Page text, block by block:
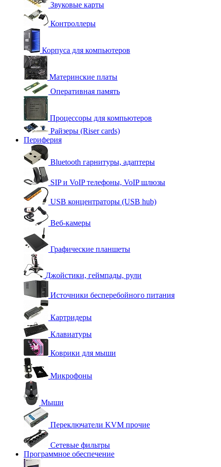
Звуковые карты
Контроллеры
Корпуса для компьютеров
Материнские платы
Оперативная память
Процессоры для компьютеров
Райзеры (Riser cards)
Периферия
Bluetooth гарнитуры, адаптеры
SIP и VoIP телефоны, VoIP шлюзы
USB концентраторы (USB hub)
Веб-камеры
Графические планшеты
Джойстики, геймпады, рули
Источники бесперебойного питания
Картридеры
Клавиатуры
Коврики для мыши
Микрофоны
Мыши
Переключатели KVM прочие
Сетевые фильтры
Программное обеспечение